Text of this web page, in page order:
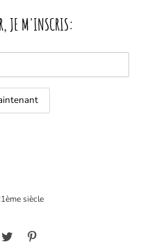
JE M'INSCRIS:
siècle
Twitter